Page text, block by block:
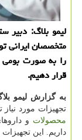
لیمو بلاگ: دبیر
متخصصان ایرانی
را به صورت بومی
قرار دهیم.
به گزارش لیمو
تجهیزات مورد نیاز
محصولات و
داریم. این